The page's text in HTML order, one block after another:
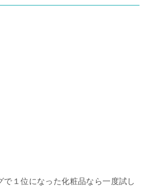
で１位になった化粧品なら一度試し